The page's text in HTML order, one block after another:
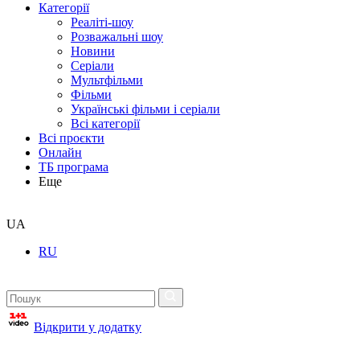
Категорії
Реаліті-шоу
Розважальні шоу
Новини
Серіали
Мультфільми
Фільми
Українські фільми і серіали
Всі категорії
Всі проєкти
Онлайн
ТБ програма
Еще
UA
RU
Відкрити у додатку